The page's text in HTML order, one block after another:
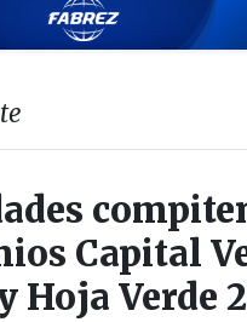
Capital
Hoja Verde